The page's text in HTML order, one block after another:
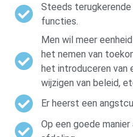
Steeds terugkerende
functies.
Men wil meer
het nemen van
het introduceren van
wijzigen van beleid,
Er heerst een
Op een goede